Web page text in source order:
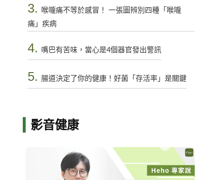
3.
喉嚨痛不等於感冒！ 一張圖辨別四種「喉嚨
痛」疾病
4. 嘴巴有苦味，當心是4個器官發出警訊
5. 腸道決定了你的健康！好菌「存活率」是關鍵
影音健康